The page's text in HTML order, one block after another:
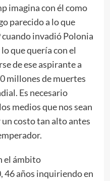
imagina con él como
parecido a lo que
invadió Polonia
que quería con el
de ese aspirante a
millones de muertes
Es necesario
medios que nos sean
costo tan alto antes
el ámbito
46 años inquiriendo en